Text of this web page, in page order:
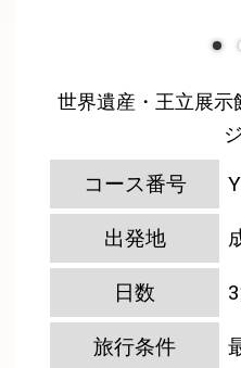
世界遺産・王立展示
コース番号
出発地
日数
旅行条件